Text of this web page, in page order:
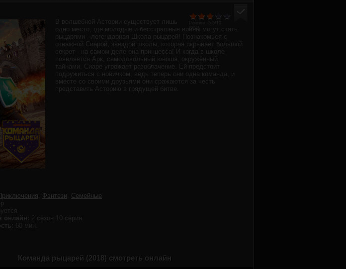
904
В волшебной Астории существует лишь
одно место, где молодые и бесстрашные воины могут стать
рыцарями - легендарная Школа рыцарей! Познакомься с
отважной Сиарой, звездой школы, которая скрывает большой
секрет - на самом деле она принцесса! И когда в школе
появляется Арк, самодовольный юноша, окружённый
тайнами, Сиаре угрожает разоблачение. Ей предстоит
подружиться с новичком, ведь теперь они одна команда, и
вместе со своими друзьями они сражаются за честь
представить Асторию в грядущей битве.
Фэнтези
Семейные
онлайн: 2 сезон 10 серия
60 мин.
Команда рыцарей (2018) смотреть онлайн